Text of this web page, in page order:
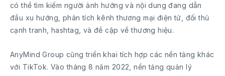
có thể tìm kiếm người ảnh hưởng và nội dung đang dẫn
đầu xu hướng, phân tích kênh thương mại điện tử, đối thủ
cạnh tranh, hashtag, và đề cập về thương hiệu.
AnyMind Group cũng triển khai tích hợp các nền tảng khác
với TikTok. Vào tháng 8 năm 2022, nền tảng quản lý